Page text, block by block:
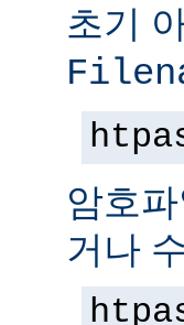
초기
암호파
거나